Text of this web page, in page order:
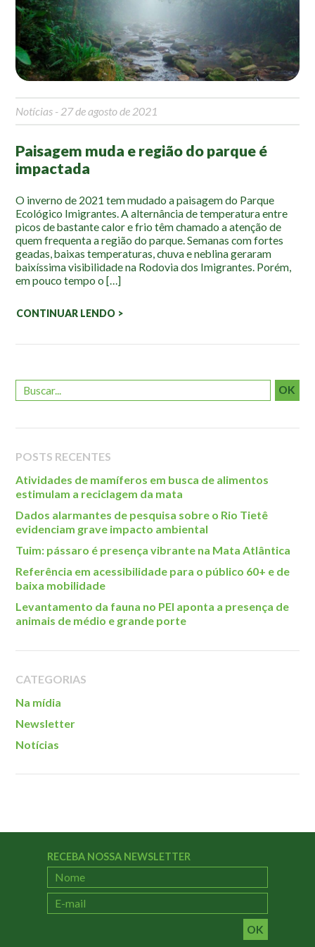
Mapa Ilustrado
Fauna e Flora
Aranhas
Palmeira Juçara
Borboletas
Cambuci
Liquens
Tucano do Bico Verde
Atividades
Escolas e Universidades
Trilhas
Inclusão Social
Na mídia
Contato
Contato
Como chegar
Assessoria de Imprensa
Notícias - 27 de agosto de 2021
Paisagem muda e região do parque é
impactada
O inverno de 2021 tem mudado a paisagem do Parque
Ecológico Imigrantes. A alternância de temperatura entre
picos de bastante calor e frio têm chamado a atenção de
quem frequenta a região do parque. Semanas com fortes
geadas, baixas temperaturas, chuva e neblina geraram
baixíssima visibilidade na Rodovia dos Imigrantes. Porém,
em pouco tempo o […]
CONTINUAR LENDO >
OK
POSTS RECENTES
Atividades de mamíferos em busca de alimentos
estimulam a reciclagem da mata
Dados alarmantes de pesquisa sobre o Rio Tietê
evidenciam grave impacto ambiental
Tuim: pássaro é presença vibrante na Mata Atlântica
Referência em acessibilidade para o público 60+ e de
baixa mobilidade
Levantamento da fauna no PEI aponta a presença de
animais de médio e grande porte
CATEGORIAS
Na mídia
Newsletter
Notícias
RECEBA NOSSA NEWSLETTER
OK